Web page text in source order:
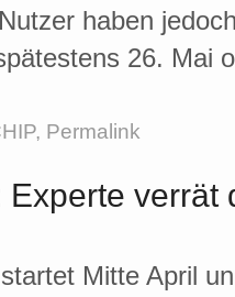
haben
26. Mai
, Permalink
verrät
Mitte April